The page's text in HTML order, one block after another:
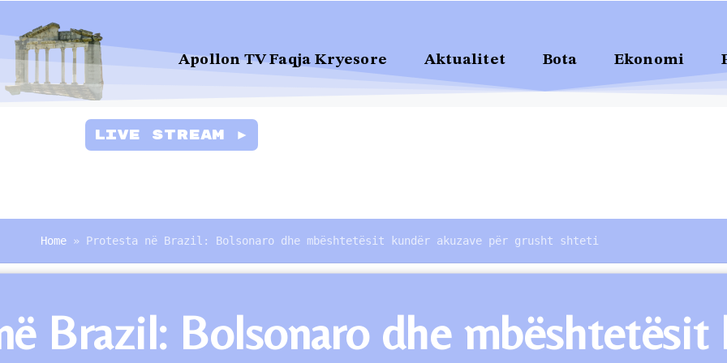
Apollon TV Faqja Kryesore Aktualitet Bota Ekonomi
Live Stream ►
Home » Protesta në Brazil: Bolsonaro dhe mbështetësit kundër akuzave për grusht shteti
Brazil: Bolsonaro dhe mbështetësit